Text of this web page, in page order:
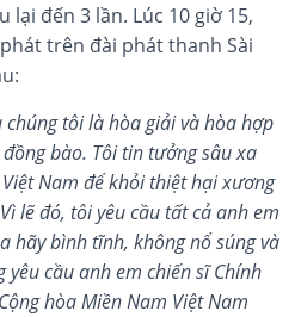
đến 3 lần. Lúc 10 giờ 15,
trên đài phát thanh Sài
tôi là hòa giải và hòa hợp
bào. Tôi tin tưởng sâu xa
Nam để khỏi thiệt hại xương
lẽ đó, tôi yêu cầu tất cả anh em
hãy bình tĩnh, không nổ súng và
yêu cầu anh em chiến sĩ Chính
hòa Miền Nam Việt Nam